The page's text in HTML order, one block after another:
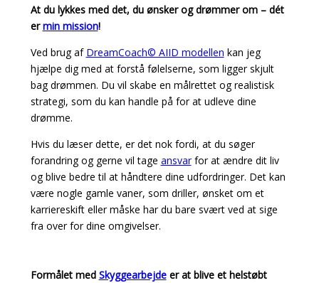
At du lykkes med det, du ønsker og drømmer om – dét
ermin mission!
Ved brug af DreamCoach© AIID modellen kan jeg
hjælpe dig med at forstå følelserne, som ligger skjult
bag drømmen. Du vil skabe en målrettet og realistisk
strategi, som du kan handle på for at udleve dine
drømme.
Hvis du læser dette, er det nok fordi, at du søger
forandring og gerne vil tage ansvarfor at ændre dit liv
og blive bedre til at håndtere dine udfordringer. Det kan
være nogle gamle vaner, som driller, ønsket om et
karriereskift eller måske har du bare svært ved at sige
fra over for dine omgivelser.
Formålet med Skyggearbejde er at blive et helstøbt